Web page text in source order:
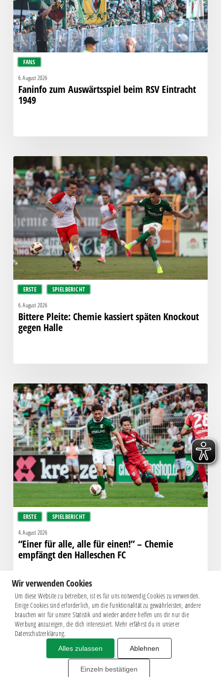
FANS
6. August 2026
Faninfo zum Auswärtsspiel beim RSV Eintracht
1949
ERSTE SPIELBERICHT
Pleite:
Chemie
kassiert
späten
Knockout
gegen
Halle
6. August 2026
Bittere Pleite: Chemie kassiert späten Knockout
gegen Halle
ERSTE SPIELBERICHT
“Einer
für
alle,
alle
für
einen!”
–
Chemie
empfängt
den
Halleschen
FC
4. August 2026
“Einer für alle, alle für einen!” – Chemie
empfängt den Halleschen FC
Impressum|Datenschutz
BSG CHEMIE LEIPZIG © 2026
Wir verwenden Cookies
Um diese Website zu betreiben, ist es für uns notwendig Cookies zu verwenden.
Einige Cookies sind erforderlich, um die Funktionalität zu gewährleisten, andere
brauchen wir für unsere Statistik und wieder andere helfen uns dir nur die
Werbung anzuzeigen, die dich interessiert. Mehr erfährst du in unserer
Datenschutzerklärung.
Alles zulassen Ablehnen
Einzeln bestätigen